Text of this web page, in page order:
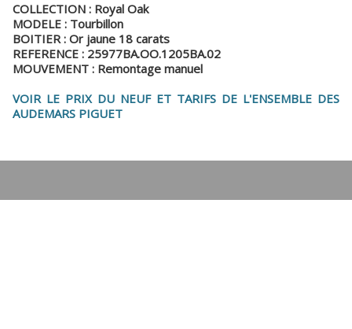
COLLECTION : Royal Oak
MODELE : Tourbillon
BOITIER : Or jaune 18 carats
REFERENCE : 25977BA.OO.1205BA.02
MOUVEMENT : Remontage manuel
VOIR LE PRIX DU NEUF ET TARIFS DE L'ENSEMBLE DES
AUDEMARS PIGUET